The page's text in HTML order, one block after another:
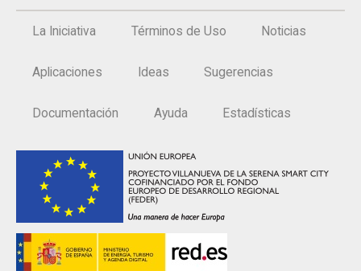
La Iniciativa Términos de Uso Noticias
Aplicaciones Ideas Sugerencias
Documentación Ayuda Estadísticas